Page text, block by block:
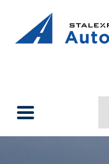
Stalexport
Autostrady
SA